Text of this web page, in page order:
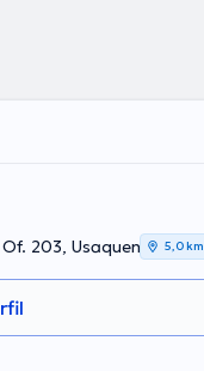
203, Usaquen 5,0 km